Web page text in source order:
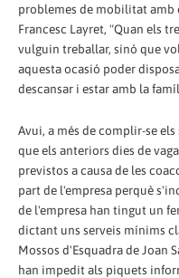
problemes de mobilitat amb
Francesc Layret, "Quan els
vulguin treballar, sinó que
aquesta ocasió poder
descansar i estar amb la
Avui, a més de complir-se
que els anteriors dies de
previstos a causa de les
part de l'empresa perquè
de l'empresa han tingut un
dictant uns serveis mínims
Mossos d'Esquadra de Joan
han impedit als piquets